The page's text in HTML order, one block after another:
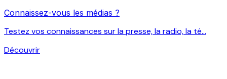
Connaissez-vous les médias ?
Testez vos connaissances sur la presse, la radio, la té...
Découvrir